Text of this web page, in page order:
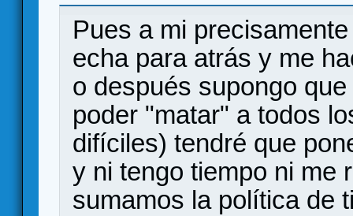
Pues a mi
echa para atrás y me
o después supongo
poder "matar" a todos
difíciles) tendré que
y ni tengo tiempo ni me
sumamos la política de